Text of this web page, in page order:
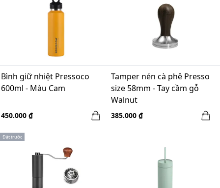
Bình giữ nhiệt Pressoco
600ml - Màu Cam
450.000 ₫
Tamper nén cà phê Presso
size 58mm - Tay cầm gỗ
Walnut
385.000 ₫
Đặt trước